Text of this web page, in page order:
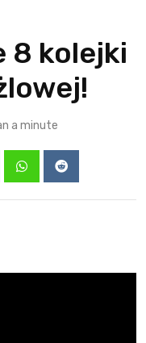
8 kolejki
a minute
WhatsappReddit